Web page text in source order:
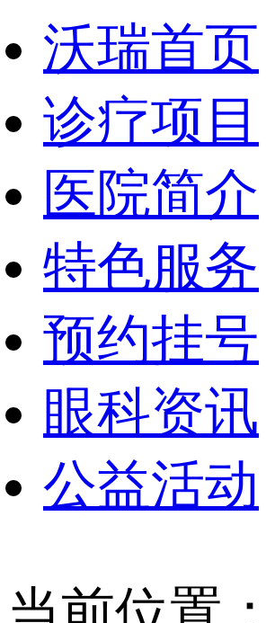
沃瑞首页
诊疗项目
医院简介
特色服务
预约挂号
眼科资讯
公益活动